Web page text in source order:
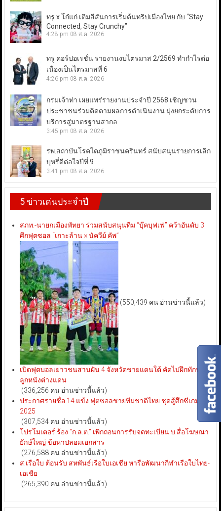
ทรู x โก๋แก่ เติมสีสันการเริ่มต้นทริปเมืองไทย กับ “Stay
Connected, Stay Crunchy”
4:28 pm 08 ส.ค. 2026
ทรู คอร์ปอเรชั่น รายงานงบไตรมาส 2/2569 ทำกำไรต่อ
เนื่องเป็นไตรมาสที่ 6
4:26 pm 08 ส.ค. 2026
กรมเจ้าท่า เผยแพร่รายงานประจำปี 2568 เชิญชวน
ประชาชนร่วมติดตามผลการดำเนินงาน มุ่งยกระดับการ
บริการสู่มาตรฐานสากล
3:45 pm 08 ส.ค. 2026
รพ.สถาบันโรคไตภูมิราชนครินทร์ สนับสนุนรายการเลิก
บุหรี่ดีต่อใจปีที่ 9
3:41 pm 08 ส.ค. 2026
5 ข่าวเด่นประจำปี
สภท.-นายกเมืองพัทยา ร่วมสนับสนุนทีม “บุ๊คบุฟเฟ่” คว้าอันดับ 3
ศึกฟุตซอล “เกาะล้าน × นัควีย์ คัพ”
(550,439 คน อ่านข่าวนี้แล้ว)
เปิดฟุตบอลเยาวชนสานฝัน 4 จังหวัดชายแดนใต้ คัดไปฝึกทักษะ
ลูกหนังต่างแดน
(336,256 คน อ่านข่าวนี้แล้ว)
ประกาศรายชื่อ 14 แข้ง ฟุตซอลชายทีมชาติไทย ชุดสู้ศึกซีเกมส์
2025
(307,534 คน อ่านข่าวนี้แล้ว)
โปรโมเตอร์ ร้อง “ก.ล.ต.” เพิกถอนการรับจดทะเบียน บ.สื่อโฆษณา
ยักษ์ใหญ่ ข้อหาปลอมเอกสาร
(276,588 คน อ่านข่าวนี้แล้ว)
ส.เรือใบ ต้อนรับ สหพันธ์เรือใบเอเชีย หารือพัฒนากีฬาเรือใบไทย-
เอเชีย
(265,390 คน อ่านข่าวนี้แล้ว)